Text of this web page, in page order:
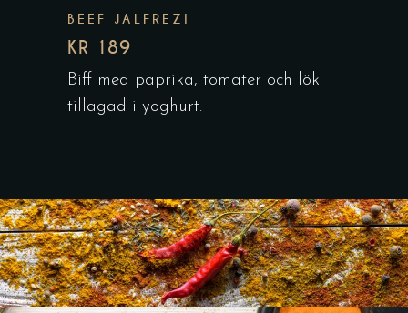
BEEF JALFREZI
KR 189
Biff med paprika, tomater och lök
tillagad i yoghurt.